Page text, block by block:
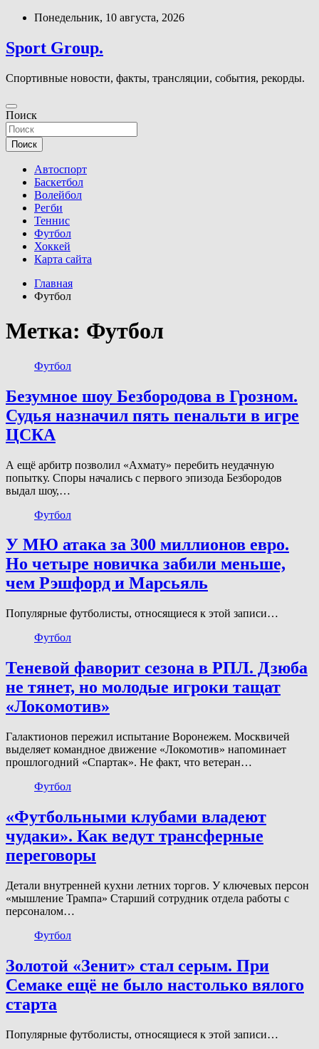
Перейти
содержимому
Понедельник, 10 августа, 2026
Sport Group.
Спортивные новости, факты, трансляции, события, рекорды.
Поиск
Поиск
Автоспорт
Баскетбол
Волейбол
Регби
Теннис
Футбол
Хоккей
Карта сайта
Главная
Футбол
Метка: Футбол
Футбол
Безумное шоу Безбородова в Грозном.
Судья назначил пять пенальти в игре
ЦСКА
А ещё арбитр позволил «Ахмату» перебить неудачную
попытку. Споры начались с первого эпизода Безбородов
выдал шоу,…
Футбол
У МЮ атака за 300 миллионов евро.
Но четыре новичка забили меньше,
чем Рэшфорд и Марсьяль
Популярные футболисты, относящиеся к этой записи…
Футбол
Теневой фаворит сезона в РПЛ. Дзюба
не тянет, но молодые игроки тащат
«Локомотив»
Галактионов пережил испытание Воронежем. Москвичей
выделяет командное движение «Локомотив» напоминает
прошлогодний «Спартак». Не факт, что ветеран…
Футбол
«Футбольными клубами владеют
чудаки». Как ведут трансферные
переговоры
Детали внутренней кухни летних торгов. У ключевых персон
«мышление Трампа» Старший сотрудник отдела работы с
персоналом…
Футбол
Золотой «Зенит» стал серым. При
Семаке ещё не было настолько вялого
старта
Популярные футболисты, относящиеся к этой записи…